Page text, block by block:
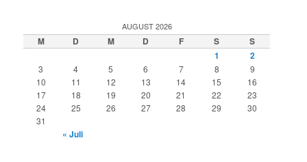
AUGUST 2026
M D M D F S
S
1
2
3 4 5 6 7 8
9
10
11 12 13 14 15
16
17
18 19 20 21 22
23
24
25 26 27 28 29
30
31
« Juli